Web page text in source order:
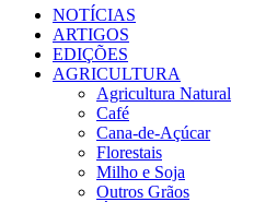
NOTÍCIAS
ARTIGOS
EDIÇÕES
AGRICULTURA
Agricultura Natural
Café
Cana-de-Açúcar
Florestais
Milho e Soja
Outros Grãos